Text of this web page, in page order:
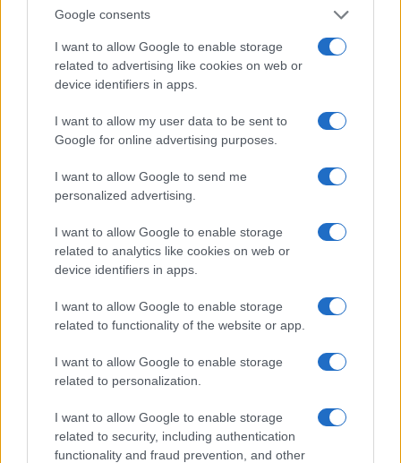
Google consents
I want to allow Google to enable storage
related to advertising like cookies on web or
device identifiers in apps.
I want to allow my user data to be sent to
Google for online advertising purposes.
I want to allow Google to send me
personalized advertising.
I want to allow Google to enable storage
related to analytics like cookies on web or
device identifiers in apps.
I want to allow Google to enable storage
related to functionality of the website or app.
I want to allow Google to enable storage
related to personalization.
I want to allow Google to enable storage
related to security, including authentication
functionality and fraud prevention, and other
Tre milioni di euro dalla Provincia Gallura per
nuove aule nelle scuole di Olbia
Incidente sulla provinciale 125, paura tra Olbia e
Arzachena
Incidente sulla strada provinciale ad Arzachena,
Sangue, musica e solidarietà con Avis Olbia al
Salmo finisce in ospedale a Catania, ma il tour
va avanti: “Sicilia, ci sono”